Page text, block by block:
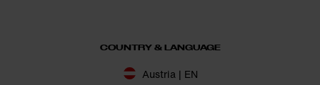
COUNTRY & LANGUAGE
Austria | EN